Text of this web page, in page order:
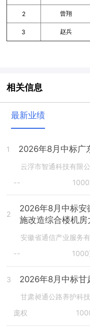
2 曾翔
3 赵兵
相关信息
最新业绩
1 2026年8月中标广
云浮市智通科技有限
--
2
2026年8月中标安
施改造综合楼机房
安徽省通信产业服务
--
1000
3 2026年8月中标甘
甘肃昶通公路养护科
庞权